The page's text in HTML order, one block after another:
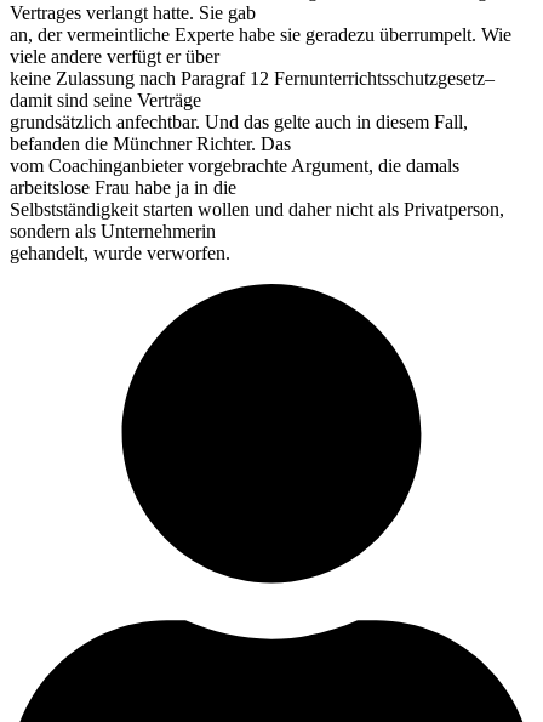
Vertrages verlangt hatte. Sie gab
an, der vermeintliche Experte habe sie geradezu überrumpelt. Wie
viele andere verfügt er über
keine Zulassung nach Paragraf 12 Fernunterrichtsschutzgesetz–
damit sind seine Verträge
grundsätzlich anfechtbar. Und das gelte auch in diesem Fall,
befanden die Münchner Richter. Das
vom Coachinganbieter vorgebrachte Argument, die damals
arbeitslose Frau habe ja in die
Selbstständigkeit starten wollen und daher nicht als Privatperson,
sondern als Unternehmerin
gehandelt, wurde verworfen.